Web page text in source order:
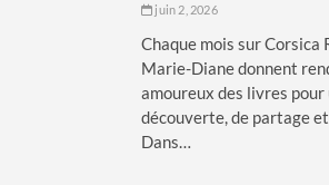
juin 2, 2026
Chaque mois sur Corsica
Marie-Diane donnent
amoureux des livres pour
découverte, de partage
Dans…